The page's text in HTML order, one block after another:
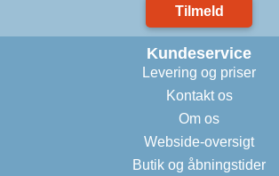
Tilmeld
Kundeservice
Levering og priser
Kontakt os
Om os
Webside-oversigt
Butik og åbningstider